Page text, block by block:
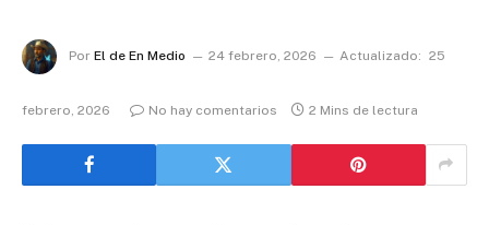
Por El de En Medio 24 febrero, 2026 Actualizado: 25
febrero, 2026 No hay comentarios 2 Mins de lectura